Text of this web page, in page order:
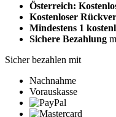
Österreich:
Kostenloser
Mindestens 1
Sichere Bezahlung
Sicher bezahlen mit
Nachnahme
Vorauskasse